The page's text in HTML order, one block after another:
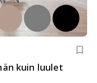
kuin luulet